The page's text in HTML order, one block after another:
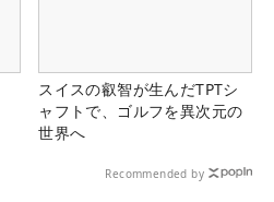
スイスの叡智が生んだTPTシ
ャフトで、ゴルフを異次元の
世界へ
Recommended by